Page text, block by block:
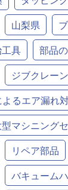
山梨県
具 部品
ジブクレーン
るエア漏れ
マシニング
リペア部品
バキューム